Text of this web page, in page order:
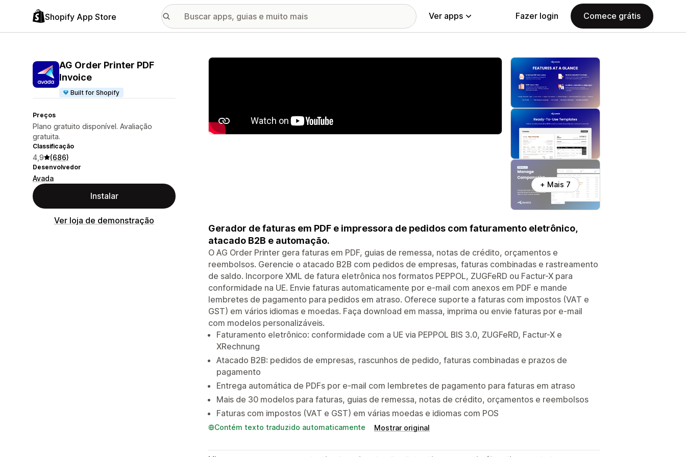
Shopify App Store Ver apps Fazer login Comece grátis
AG Order Printer PDF
Invoice
Built for Shopify
Preços
Plano gratuito disponível. Avaliação
gratuita.
Classificação
4,9 (686)
Desenvolvedor
Avada
Instalar
Ver loja de demonstração
Galeria de imagens em destaque
+ Mais 7
Gerador de faturas em PDF e impressora de pedidos com faturamento eletrônico,
atacado B2B e automação.
O AG Order Printer gera faturas em PDF, guias de remessa, notas de crédito, orçamentos e
reembolsos. Gerencie o atacado B2B com pedidos de empresas, faturas combinadas e rastreamento
de saldo. Incorpore XML de fatura eletrônica nos formatos PEPPOL, ZUGFeRD ou Factur-X para
conformidade na UE. Envie faturas automaticamente por e-mail com anexos em PDF e mande
lembretes de pagamento para pedidos em atraso. Oferece suporte a faturas com impostos (VAT e
GST) em vários idiomas e moedas. Faça download em massa, imprima ou envie faturas por e-mail
com modelos personalizáveis.
Faturamento eletrônico: conformidade com a UE via PEPPOL BIS 3.0, ZUGFeRD, Factur-X e
XRechnung
Atacado B2B: pedidos de empresas, rascunhos de pedido, faturas combinadas e prazos de
pagamento
Entrega automática de PDFs por e-mail com lembretes de pagamento para faturas em atraso
Mais de 30 modelos para faturas, guias de remessa, notas de crédito, orçamentos e reembolsos
Faturas com impostos (VAT e GST) em várias moedas e idiomas com POS
Contém texto traduzido automaticamente Mostrar original